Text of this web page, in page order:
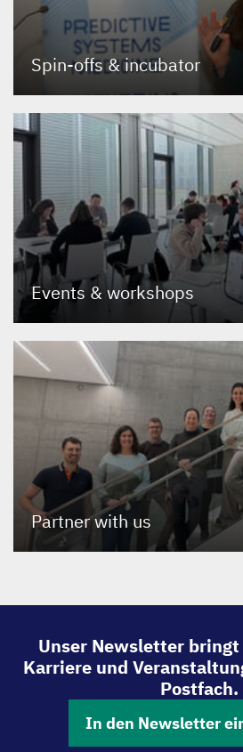
Spin-offs&incubator
Events & workshops
Partner with us
Unser Newsletter
Karriere und
Postfach.
In den Newsletter